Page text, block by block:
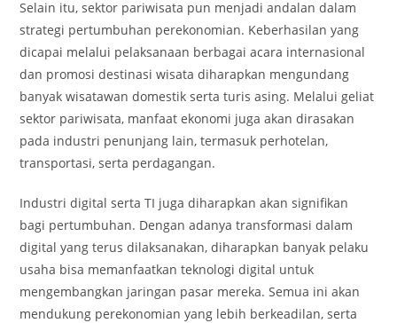
Selain itu, sektor pariwisata pun menjadi andalan dalam
strategi pertumbuhan perekonomian. Keberhasilan yang
dicapai melalui pelaksanaan berbagai acara internasional
dan promosi destinasi wisata diharapkan mengundang
banyak wisatawan domestik serta turis asing. Melalui geliat
sektor pariwisata, manfaat ekonomi juga akan dirasakan
pada industri penunjang lain, termasuk perhotelan,
transportasi, serta perdagangan.
Industri digital serta TI juga diharapkan akan signifikan
bagi pertumbuhan. Dengan adanya transformasi dalam
digital yang terus dilaksanakan, diharapkan banyak pelaku
usaha bisa memanfaatkan teknologi digital untuk
mengembangkan jaringan pasar mereka. Semua ini akan
mendukung perekonomian yang lebih berkeadilan, serta